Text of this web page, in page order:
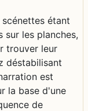
étant
sur les planches,
trouver leur
déstabilisant
est
la base d'une
de